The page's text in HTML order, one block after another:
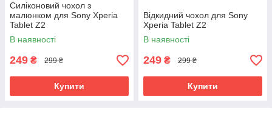
Силіконовий чохол з
малюнком для Sony Xperia
Tablet Z2
В наявності
249 ₴ 299 ₴
Купити
Відкидний чохол для Sony
Xperia Tablet Z2
В наявності
249 ₴ 299 ₴
Купити